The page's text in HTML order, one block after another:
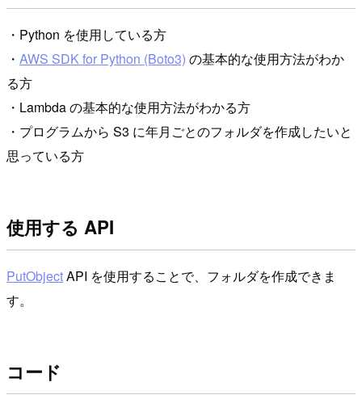
・Python を使用している方
・ AWS SDK for Python (Boto3) の基本的な使用方法がわか
る方
・Lambda の基本的な使用方法がわかる方
・プログラムから S3 に年月ごとのフォルダを作成したいと
思っている方
使用する API
PutObjectAPI を使用することで、フォルダを作成できま
す。
コード